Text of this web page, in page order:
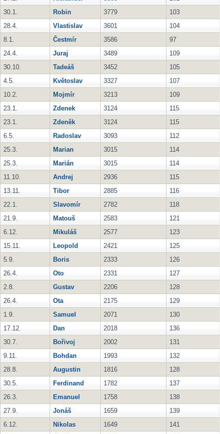
30.1.
Robin 3779
103
28.4.
Vlastislav 3601
104
8.1.
Čestmír 3586
97
24.4.
Juraj 3489
109
30.10.
Tadeáš 3452
105
4.5.
Květoslav 3327
107
10.2.
Mojmír 3213
109
23.1.
Zdenek 3124
115
23.1.
Zdeněk 3124
115
6.5.
Radoslav 3093
112
25.3.
Marian 3015
114
25.3.
Marián 3015
114
11.10.
Andrej 2936
115
13.11.
Tibor 2885
116
22.1.
Slavomír 2782
118
21.9.
Matouš 2583
121
6.12.
Mikuláš 2577
123
15.11.
Leopold 2421
125
5.9.
Boris 2333
126
26.4.
Oto 2331
127
2.8.
Gustav 2206
128
26.4.
Ota 2175
129
1.9.
Samuel 2071
130
17.12.
Dan 2018
136
30.7.
Bořivoj 2002
131
9.11.
Bohdan 1993
132
28.8.
Augustin 1816
128
30.5.
Ferdinand 1782
137
26.3.
Emanuel 1758
138
27.9.
Jonáš 1659
139
6.12.
Nikolas 1649
141